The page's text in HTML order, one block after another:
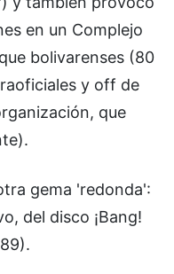
en un Complejo
bolivarenses (80
y off de
que
gema 'redonda':
del disco ¡Bang!